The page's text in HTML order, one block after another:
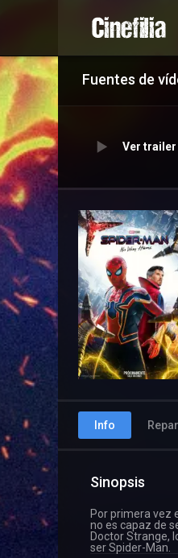
Fuentes de
Ver trailer
Info
Sinopsis
Por primera vez
no es capaz de
Doctor Strange,
ser Spider-Man.